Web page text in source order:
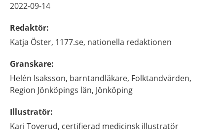
2022-09-14
Redaktör:
Katja Öster, 1177.se, nationella redaktionen
Granskare:
Helén Isaksson, barntandläkare, Folktandvården,
Region Jönköpings län, Jönköping
Illustratör:
Kari Toverud, certifierad medicinsk illustratör